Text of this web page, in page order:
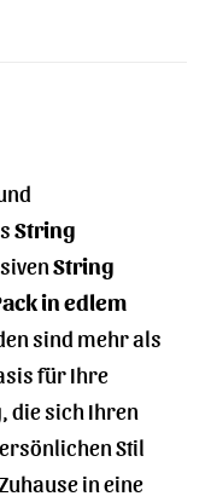
String
String
in edlem
sind mehr als
für Ihre
die sich Ihren
Stil
in eine